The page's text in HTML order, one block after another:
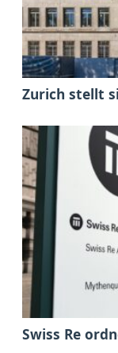
Zurich stellt
Swiss Re